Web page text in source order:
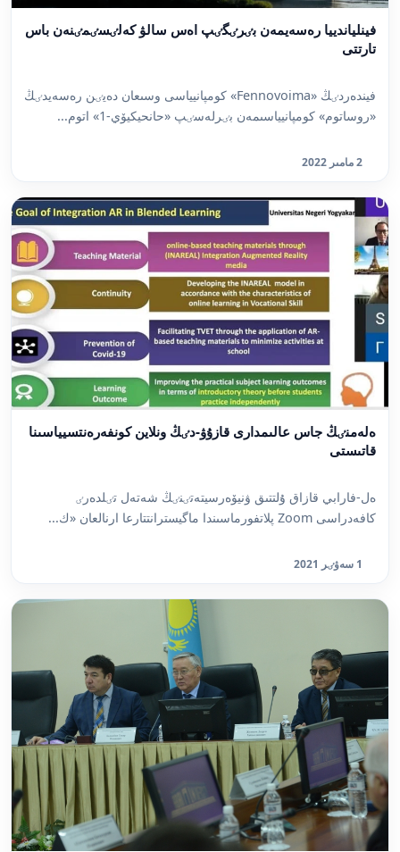
فينلياندييا رەسەيمەن بٸرٸگٸپ اەس سالۋ كەلٸسٸمٸنەن باس
تارتتى
فيندەردٸڭ «Fennovoima» كومپانيياسى وسىعان دەيٸن رەسەيدٸڭ
«روساتوم» كومپانيياسىمەن بٸرلەسٸپ «حانحيكيۆي-1» اتوم...
2 مامىر 2022
ەلەمنٸڭ جاس عالىمدارى قازۇۋ-دٸڭ ونلاين كونفەرەنتسيياسىنا
قاتىستى
ەل-فارابي قازاق ۇلتتىق ۋنيۆەرسيتەتٸنٸڭ شەتەل تٸلدەرٸ
كافەدراسى Zoom پلاتفورماسىندا ماگيسترانتتارعا ارنالعان «ك...
1 سەۋٸر 2021